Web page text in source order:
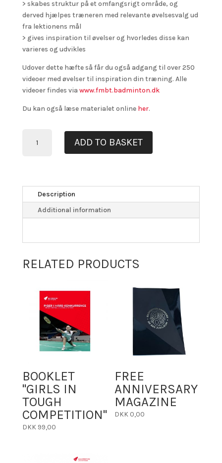
> skabes struktur på et omfangsrigt område, og
derved hjælpes træneren med relevante øvelsesvalg ud
fra lektionens mål
> gives inspiration til øvelser og hvorledes disse kan
varieres og udvikles
Udover dette hæfte så får du også adgang til over 250
videoer med øvelser til inspiration din træning. Alle
videoer findes via www.fmbt.badminton.dk
Du kan også læse materialet online her.
"FYSISK-
BADMINTON"
QUANTITY
ADD TO BASKET
Description
Additional information
RELATED PRODUCTS
BOOKLET
"GIRLS IN
TOUGH
COMPETITION"
DKK99,00
FREE
ANNIVERSARY
MAGAZINE
DKK 0,00